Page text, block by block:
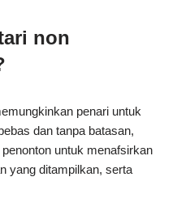
non
penari untuk
dan tanpa batasan,
untuk menafsirkan
yang ditampilkan, serta